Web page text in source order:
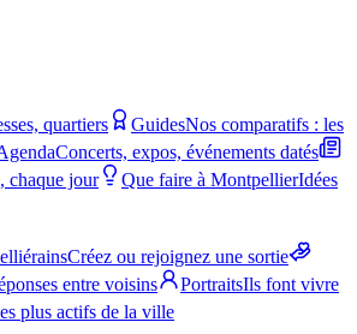
quartiers GuidesNos comparatifs : les
Concerts, expos, événements datés
chaque jour Que faire à MontpellierIdées
Créez ou rejoignez une sortie
entre voisins PortraitsIls font vivre
plus actifs de la ville